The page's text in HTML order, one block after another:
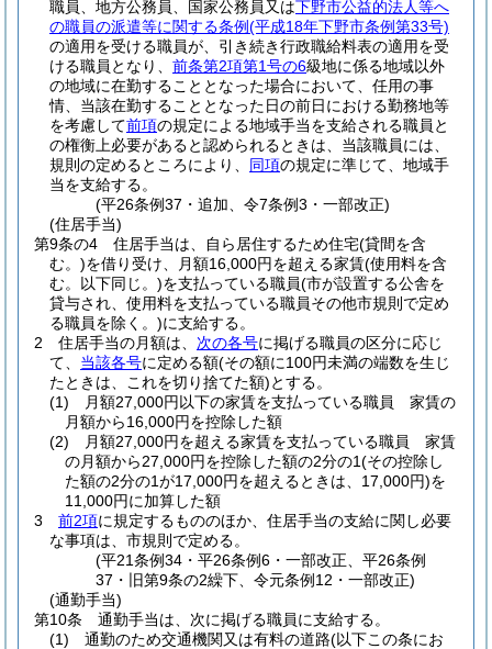
職員、地方公務員、国家公務員又は下野市公益的法人等へ
の職員の派遣等に関する条例(平成18年下野市条例第33号)
の適用を受ける職員が、引き続き行政職給料表の適用を受
ける職員となり、 前条第2項第1号の6級地に係る地域以外
の地域に在勤することとなった場合において、任用の事
情、当該在勤することとなった日の前日における勤務地等
を考慮して前項の規定による地域手当を支給される職員と
の権衡上必要があると認められるときは、当該職員には、
規則の定めるところにより、 同項の規定に準じて、地域手
当を支給する。
(平26条例37・追加、令7条例3・一部改正)
(住居手当)
第9条の4
住居手当は、自ら居住するため住宅(貸間を含
む。)を借り受け、月額16,000円を超える家賃(使用料を含
む。以下同じ。)を支払っている職員(市が設置する公舎を
貸与され、使用料を支払っている職員その他市規則で定め
る職員を除く。)に支給する。
2
住居手当の月額は、 次の各号に掲げる職員の区分に応じ
て、 当該各号に定める額(その額に100円未満の端数を生じ
たときは、これを切り捨てた額)とする。
(1)
月額27,000円以下の家賃を支払っている職員 家賃の
月額から16,000円を控除した額
(2)
月額27,000円を超える家賃を支払っている職員 家賃
の月額から27,000円を控除した額の2分の1(その控除し
た額の2分の1が17,000円を超えるときは、17,000円)を
11,000円に加算した額
3
前2項に規定するもののほか、住居手当の支給に関し必要
な事項は、市規則で定める。
(平21条例34・平26条例6・一部改正、平26条例
37・旧第9条の2繰下、令元条例12・一部改正)
(通勤手当)
第10条
通勤手当は、次に掲げる職員に支給する。
(1)
通勤のため交通機関又は有料の道路(以下この条にお